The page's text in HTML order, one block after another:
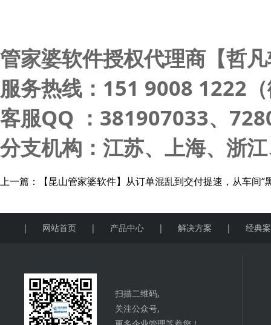
管家婆软件授权代理商【哲
服务热线：151 9008 1222
客服QQ ：381907033、
分支机构：江苏、上海、浙
上一篇： 【昆山管家婆软件】从订单混乱到交付提速，从车间
| 网站首页 | 产品中心 | 解决方案 | 经典
扫描二维码,
关注公众号,